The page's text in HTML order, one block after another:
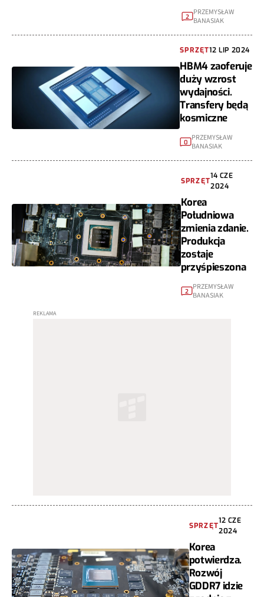
2
PRZEMYSŁAW
BANASIAK
SPRZĘT12 LIP 2024
HBM4 zaoferuje
duży wzrost
wydajności.
Transfery będą
kosmiczne
0
PRZEMYSŁAW
BANASIAK
SPRZĘT
14 CZE
2024
Korea
Południowa
zmienia zdanie.
Produkcja
zostaje
przyśpieszona
2 PRZEMYSŁAW
BANASIAK
SPRZĘT
12 CZE
2024
Korea
potwierdza.
Rozwój
GDDR7 idzie